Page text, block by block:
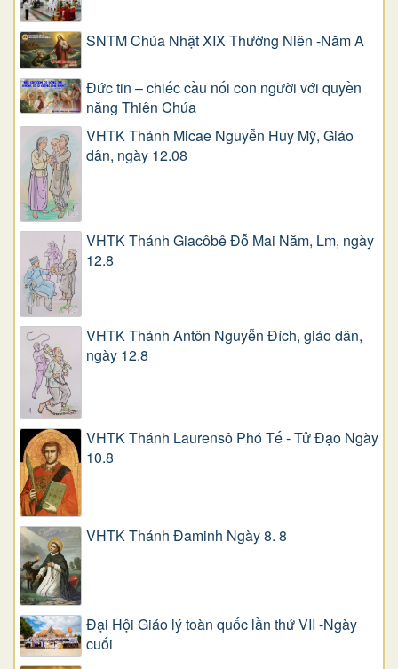
SNTM Chúa Nhật XIX Thường Niên -Năm A
Đức tin – chiếc cầu nối con người với quyền
năng Thiên Chúa
VHTK Thánh Micae Nguyễn Huy Mỹ, Giáo
dân, ngày 12.08
VHTK Thánh Giacôbê Ðỗ Mai Năm, Lm, ngày
12.8
VHTK Thánh Antôn Nguyễn Ðích, giáo dân,
ngày 12.8
VHTK Thánh Laurensô Phó Tế - Tử Đạo Ngày
10.8
VHTK Thánh Đaminh Ngày 8. 8
Đại Hội Giáo lý toàn quốc lần thứ VII -Ngày
cuối